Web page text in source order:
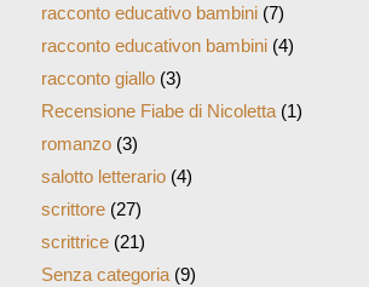
racconto educativo bambini(7)
racconto educativon bambini(4)
racconto giallo(3)
Recensione Fiabe di Nicoletta(1)
romanzo(3)
salotto letterario(4)
scrittore(27)
scrittrice(21)
Senza categoria(9)